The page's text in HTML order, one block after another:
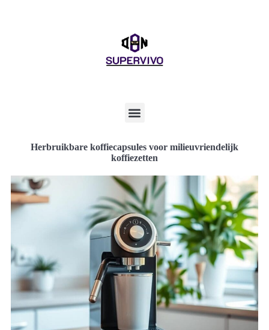
Herbruikbare koffiecapsules voor milieuvriendelijk
koffiezetten